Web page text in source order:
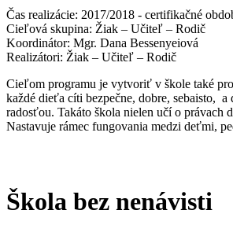
Čas realizácie: 2017/2018 - certifikačné
Cieľová skupina: Žiak – Učiteľ – Rodič
Koordinátor: Mgr. Dana Bessenyeiová
Realizátori: Žiak – Učiteľ – Rodič
Cieľom programu je vytvoriť v škole také
každé dieťa cíti bezpečne, dobre, sebaisto, a
radosťou. Takáto škola nielen učí o právach
Nastavuje rámec fungovania medzi deťmi,
Škola bez nenávisti